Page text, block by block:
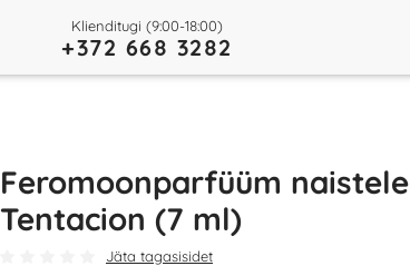
Klienditugi (9:00-18:00)
+372 668 3282
Feromoonparfüüm naistele
Tentacion (7 ml)
Jäta tagasisidet